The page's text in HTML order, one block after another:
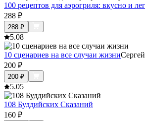
100 рецептов для аэрогриля: вкусно и
288 ₽
288 ₽
5.08
10 сценариев на все случаи жизни
200 ₽
200 ₽
5.05
108 Буддийских Сказаний
160 ₽